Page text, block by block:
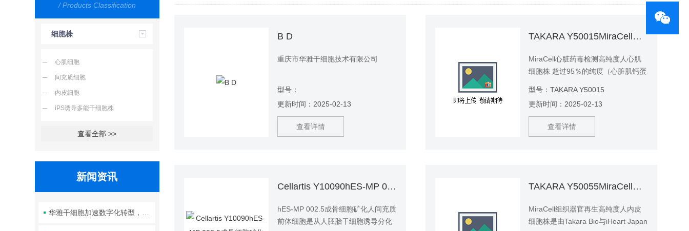
/ Products Classification
细胞株
心肌细胞
间充质细胞
内皮细胞
iPS诱导多能干细胞株
查看全部 >>
新闻资讯
B D
重庆市华雅干细胞技术有限公司
型号：
更新时间：2025-02-13
查看详情
TAKARA Y50015MiraCell心脏药毒检测高纯度人心肌细胞株
MiraCell心脏药毒检测高纯度人心肌
细胞株 超过95％的纯度（心脏肌钙蛋
细胞在体外自发搏动 对各种离子通道
抑制剂的电生理响应 （例如E-4031，
规格—细胞可在解冻后立即用于分析
型号：TAKARA Y50015
更新时间：2025-02-13
查看详情
Cellartis Y10090hES-MP 002.5成骨细胞矿化人间充质前体细胞
hES-MP 002.5成骨细胞矿化人间充质
前体细胞是从人胚胎干细胞诱导分化
TAKARA Y50055MiraCell组织器官再生高纯度人内皮细胞株
MiraCell组织器官再生高纯度人内皮
细胞株是由Takara Bio与iHeart Japan